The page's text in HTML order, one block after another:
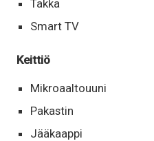
Takka
Smart TV
Keittiö
Mikroaaltouuni
Pakastin
Jääkaappi